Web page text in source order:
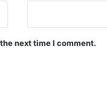
next time I comment.